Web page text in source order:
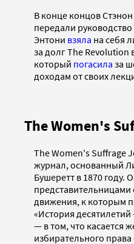
В конце концов
передали
Энтони взяла на себя
за долг The Revolution
который погасила за
доходам от своих
The Women's
The Women's Suffrage
журнал, основанный
Бушеретт в 1870 году.
представительницами
движения, к которым
«История десятилетий
— в том, что касается
избирательного